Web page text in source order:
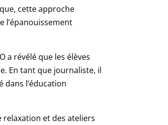
cette approche
l’épanouissement
a révélé que les élèves
En tant que journaliste, il
dans l’éducation
et des ateliers